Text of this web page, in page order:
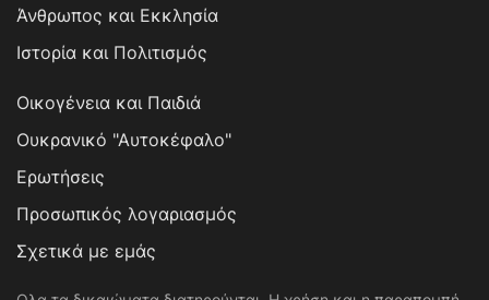
Άνθρωπος και Εκκλησία
Ιστορία και Πολιτισμός
Οικογένεια και Παιδιά
Ουκρανικό "Αυτοκέφαλο"
Ερωτήσεις
Προσωπικός λογαριασμός
Σχετικά με εμάς